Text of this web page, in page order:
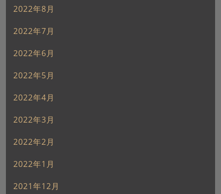
2022年8月
2022年7月
2022年6月
2022年5月
2022年4月
2022年3月
2022年2月
2022年1月
2021年12月